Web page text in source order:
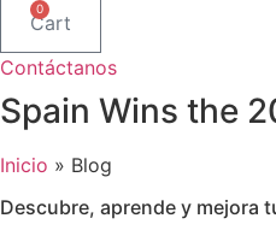
0
Cart
Contáctanos
Spain Wins the
Inicio » Blog
Descubre, aprende y mejora